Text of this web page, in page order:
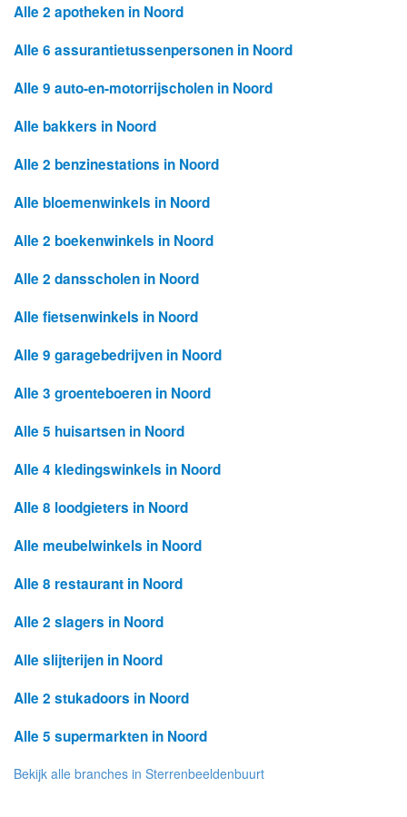
Alle 2 apotheken in Noord
Alle 6 assurantietussenpersonen in Noord
Alle 9 auto-en-motorrijscholen in Noord
Alle bakkers in Noord
Alle 2 benzinestations in Noord
Alle bloemenwinkels in Noord
Alle 2 boekenwinkels in Noord
Alle 2 dansscholen in Noord
Alle fietsenwinkels in Noord
Alle 9 garagebedrijven in Noord
Alle 3 groenteboeren in Noord
Alle 5 huisartsen in Noord
Alle 4 kledingswinkels in Noord
Alle 8 loodgieters in Noord
Alle meubelwinkels in Noord
Alle 8 restaurant in Noord
Alle 2 slagers in Noord
Alle slijterijen in Noord
Alle 2 stukadoors in Noord
Alle 5 supermarkten in Noord
Bekijk alle branches in Sterrenbeeldenbuurt